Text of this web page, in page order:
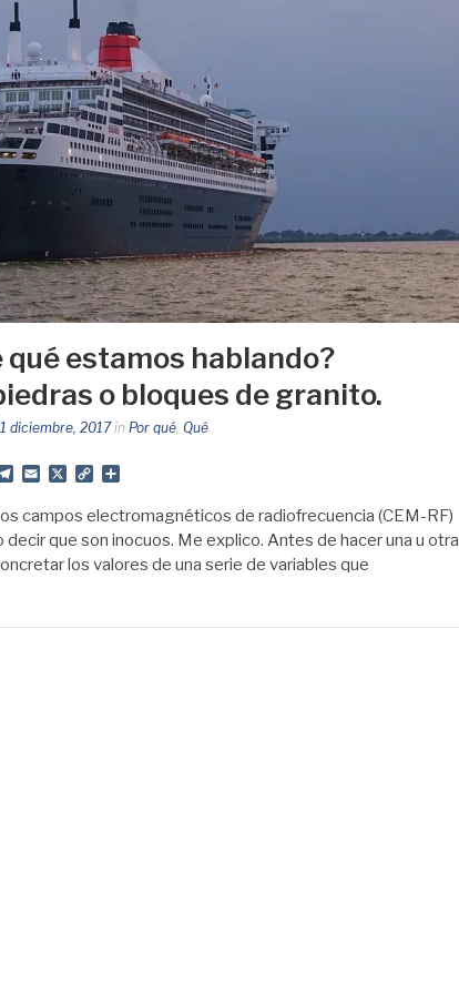
qué estamos hablando?
o bloques de granito.
diciembre, 2017in Por qué, Qué
Telegram
Email
X
Copy
campos electromagnéticos de radiofrecuencia (CEM-RF)
que son inocuos. Me explico. Antes de hacer una u otra
los valores de una serie de variables que